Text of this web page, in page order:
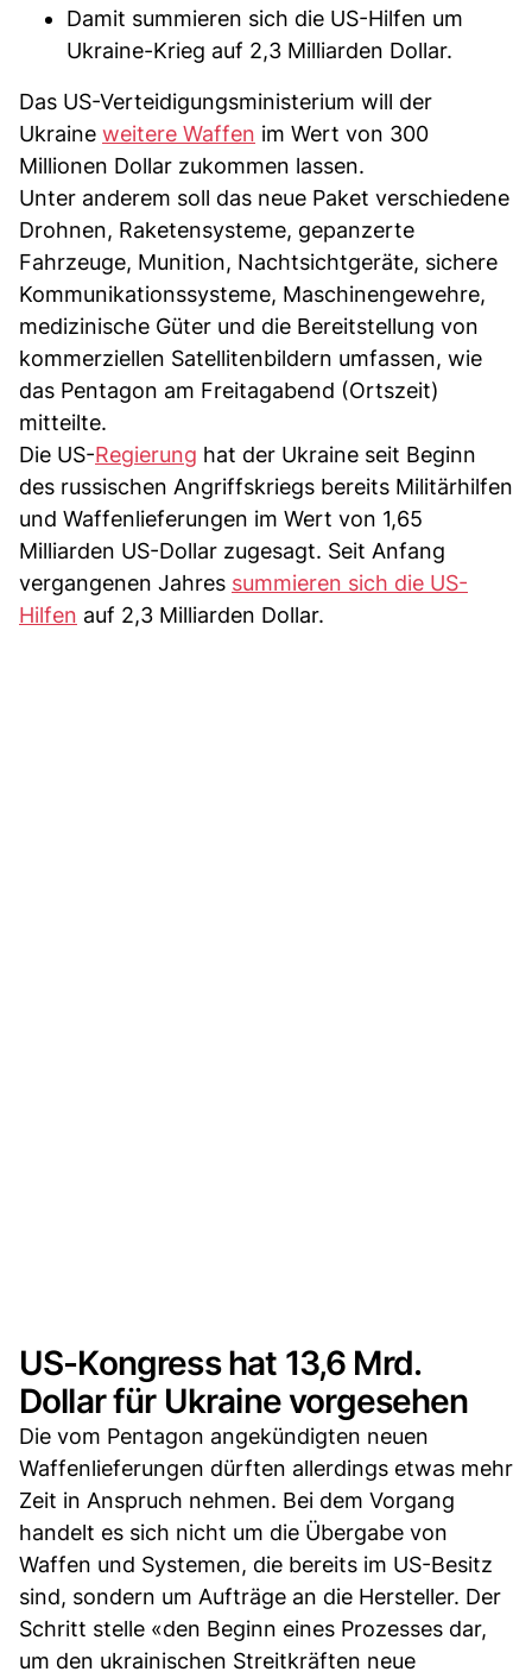
Damit summieren sich die US-Hilfen um
Ukraine-Krieg auf 2,3 Milliarden Dollar.
Das US-Verteidigungsministerium will der
Ukraine weitere Waffen im Wert von 300
Millionen Dollar zukommen lassen.
Unter anderem soll das neue Paket verschiedene
Drohnen, Raketensysteme, gepanzerte
Fahrzeuge, Munition, Nachtsichtgeräte, sichere
Kommunikationssysteme, Maschinengewehre,
medizinische Güter und die Bereitstellung von
kommerziellen Satellitenbildern umfassen, wie
das Pentagon am Freitagabend (Ortszeit)
mitteilte.
Die US-Regierung hat der Ukraine seit Beginn
des russischen Angriffskriegs bereits Militärhilfen
und Waffenlieferungen im Wert von 1,65
Milliarden US-Dollar zugesagt. Seit Anfang
vergangenen Jahres summieren sich die US-
Hilfen auf 2,3 Milliarden Dollar.
US-Kongress hat 13,6 Mrd.
Dollar für Ukraine vorgesehen
Die vom Pentagon angekündigten neuen
Waffenlieferungen dürften allerdings etwas mehr
Zeit in Anspruch nehmen. Bei dem Vorgang
handelt es sich nicht um die Übergabe von
Waffen und Systemen, die bereits im US-Besitz
sind, sondern um Aufträge an die Hersteller. Der
Schritt stelle «den Beginn eines Prozesses dar,
um den ukrainischen Streitkräften neue